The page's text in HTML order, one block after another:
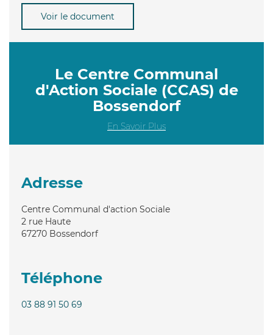
Voir le document
Le Centre Communal
d'Action Sociale (CCAS) de
Bossendorf
En Savoir Plus
Adresse
Centre Communal d'action Sociale
2 rue Haute
67270 Bossendorf
Téléphone
03 88 91 50 69